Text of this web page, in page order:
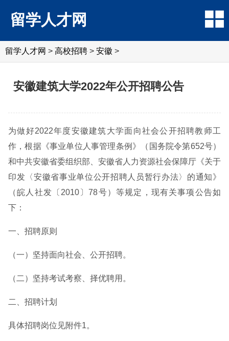
留学人才网
留学人才网 > 高校招聘 > 安徽 >
安徽建筑大学2022年公开招聘公告
为做好2022年度安徽建筑大学面向社会公开招聘教师工
作，根据《事业单位人事管理条例》（国务院令第652号）
和中共安徽省委组织部、安徽省人力资源社会保障厅《关于
印发〈安徽省事业单位公开招聘人员暂行办法〉的通知》
（皖人社发〔2010〕78号）等规定，现有关事项公告如
下：
一、招聘原则
（一）坚持面向社会、公开招聘。
（二）坚持考试考察、择优聘用。
二、招聘计划
具体招聘岗位见附件1。